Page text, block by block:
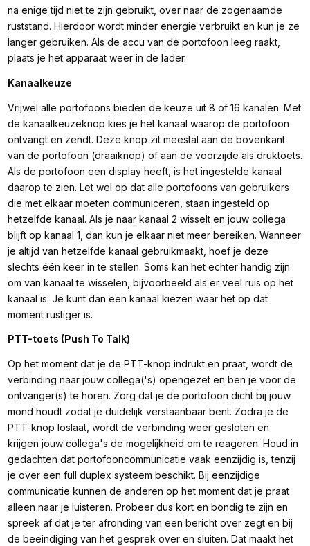
na enige tijd niet te zijn gebruikt, over naar de zogenaamde
ruststand. Hierdoor wordt minder energie verbruikt en kun je ze
langer gebruiken. Als de accu van de portofoon leeg raakt,
plaats je het apparaat weer in de lader.
Kanaalkeuze
Vrijwel alle portofoons bieden de keuze uit 8 of 16 kanalen. Met
de kanaalkeuzeknop kies je het kanaal waarop de portofoon
ontvangt en zendt. Deze knop zit meestal aan de bovenkant
van de portofoon (draaiknop) of aan de voorzijde als druktoets.
Als de portofoon een display heeft, is het ingestelde kanaal
daarop te zien. Let wel op dat alle portofoons van gebruikers
die met elkaar moeten communiceren, staan ingesteld op
hetzelfde kanaal. Als je naar kanaal 2 wisselt en jouw collega
blijft op kanaal 1, dan kun je elkaar niet meer bereiken. Wanneer
je altijd van hetzelfde kanaal gebruikmaakt, hoef je deze
slechts één keer in te stellen. Soms kan het echter handig zijn
om van kanaal te wisselen, bijvoorbeeld als er veel ruis op het
kanaal is. Je kunt dan een kanaal kiezen waar het op dat
moment rustiger is.
PTT-toets (Push To Talk)
Op het moment dat je de PTT-knop indrukt en praat, wordt de
verbinding naar jouw collega('s) opengezet en ben je voor de
ontvanger(s) te horen. Zorg dat je de portofoon dicht bij jouw
mond houdt zodat je duidelijk verstaanbaar bent. Zodra je de
PTT-knop loslaat, wordt de verbinding weer gesloten en
krijgen jouw collega's de mogelijkheid om te reageren. Houd in
gedachten dat portofooncommunicatie vaak eenzijdig is, tenzij
je over een full duplex systeem beschikt. Bij eenzijdige
communicatie kunnen de anderen op het moment dat je praat
alleen naar je luisteren. Probeer dus kort en bondig te zijn en
spreek af dat je ter afronding van een bericht over zegt en bij
de beeindiging van het gesprek over en sluiten. Dat maakt het